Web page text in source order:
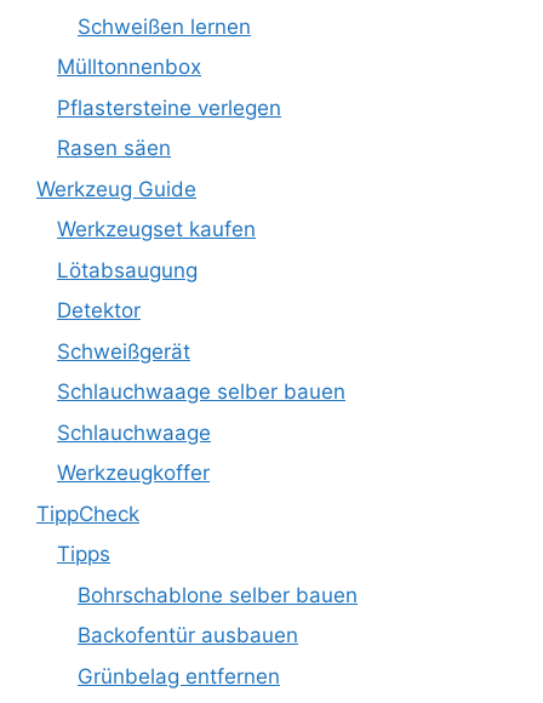
Schweißen lernen
Mülltonnenbox
Pflastersteine verlegen
Rasen säen
Werkzeug Guide
Werkzeugset kaufen
Lötabsaugung
Detektor
Schweißgerät
Schlauchwaage selber bauen
Schlauchwaage
Werkzeugkoffer
TippCheck
Tipps
Bohrschablone selber bauen
Backofentür ausbauen
Grünbelag entfernen